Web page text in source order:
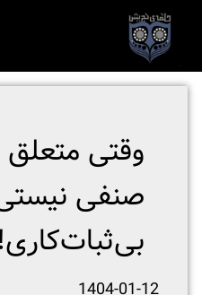
وقتی
صنفی
بی‌ثبات‌کاری!
1404-01-12